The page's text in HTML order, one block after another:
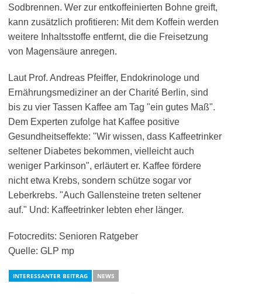
Sodbrennen. Wer zur entkoffeinierten Bohne greift,
kann zusätzlich profitieren: Mit dem Koffein werden
weitere Inhaltsstoffe entfernt, die die Freisetzung
von Magensäure anregen.
Laut Prof. Andreas Pfeiffer, Endokrinologe und
Ernährungsmediziner an der Charité Berlin, sind
bis zu vier Tassen Kaffee am Tag "ein gutes Maß".
Dem Experten zufolge hat Kaffee positive
Gesundheitseffekte: "Wir wissen, dass Kaffeetrinker
seltener Diabetes bekommen, vielleicht auch
weniger Parkinson", erläutert er. Kaffee fördere
nicht etwa Krebs, sondern schütze sogar vor
Leberkrebs. "Auch Gallensteine treten seltener
auf." Und: Kaffeetrinker lebten eher länger.
Fotocredits: Senioren Ratgeber
Quelle: GLP mp
INTERESSANTER BEITRAG NEWS